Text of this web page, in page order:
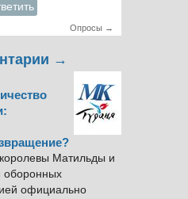
Опросы →
→
королевы Матильды и
оборонных
официально